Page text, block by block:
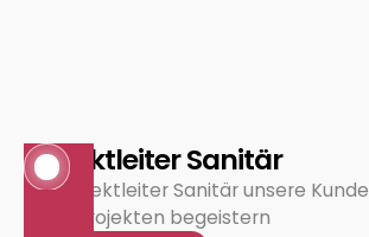
Heizung
Projektleiter Sanitär
Als Projektleiter Sanitär unsere
Ihren Projekten begeistern